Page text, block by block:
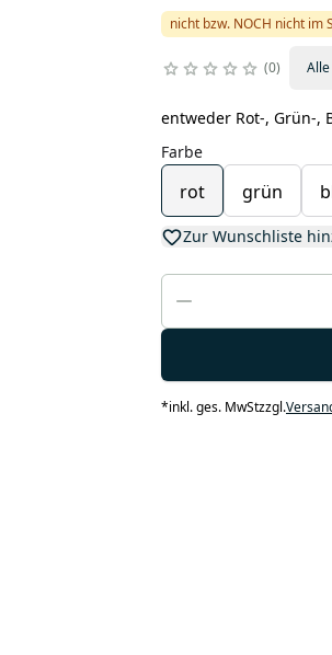
nicht bzw. NOCH nicht im
0
entweder Rot-, Grün-,
Farbe
rot grün
Zur Wunschliste
*inkl. ges. MwStzzgl.